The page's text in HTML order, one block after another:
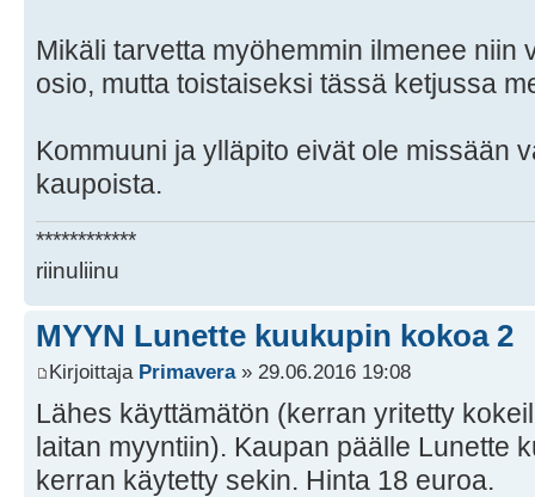
Mikäli tarvetta myöhemmin ilmenee niin
osio, mutta toistaiseksi tässä ketjussa
Kommuuni ja ylläpito eivät ole missään
kaupoista.
************
riinuliinu
MYYN Lunette kuukupin kokoa 2
Kirjoittaja Primavera» 29.06.2016 19:08
Lähes käyttämätön (kerran yritetty
laitan myyntiin). Kaupan päälle Lunette
kerran käytetty sekin. Hinta 18 euroa.